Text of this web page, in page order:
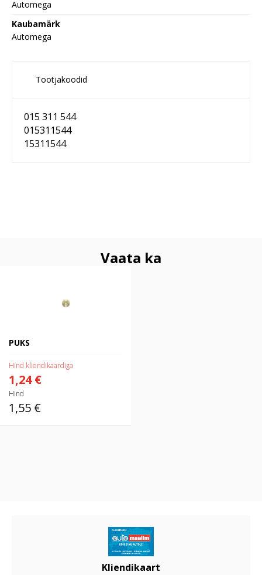
Automega
Kaubamärk
Automega
Tootjakoodid
015 311 544
015311544
15311544
Vaata ka
PUKS
Hind kliendikaardiga
1,24 €
Hind
1,55 €
Kliendikaart